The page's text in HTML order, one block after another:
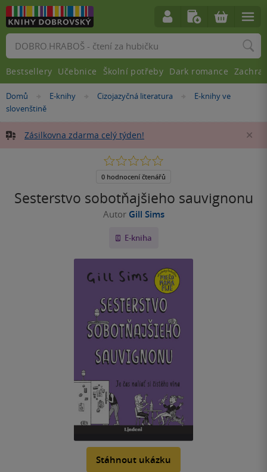
Nacházíte
se
Domů »E-knihy »
Cizojazyčná literatura »
E-knihy ve
slovenštině
Zásilkovna zdarma celý týden!
Sesterstvo sobotňajšieho sauvignonu
Autor Gill Sims
E-kniha
Stáhnout ukázku
0.0
5
0 hodnocení čtenářů
Vyhledávání
Bestsellery Učebnice Školní potřeby Dark romance